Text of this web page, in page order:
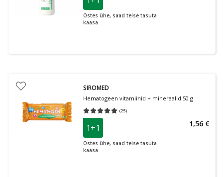
Ostes ühe, saad teise tasuta
kaasa
SIROMED
Hematogeen vitamiinid + mineraalid 50 g
(25)
Keskmine hinnang 5.00
1+1
Ostes ühe, saad teise tasuta
kaasa
1,56 €